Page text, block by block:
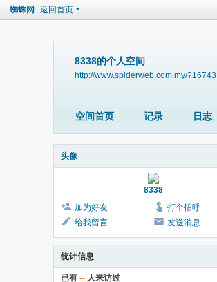
蜘蛛网 返回首页
8338的个人空间
http://www.spiderweb.com.my/?16743
空间首页 记录 日志
头像
8338
加为好友
打个招呼
给我留言
发送消息
统计信息
已有 -- 人来访过